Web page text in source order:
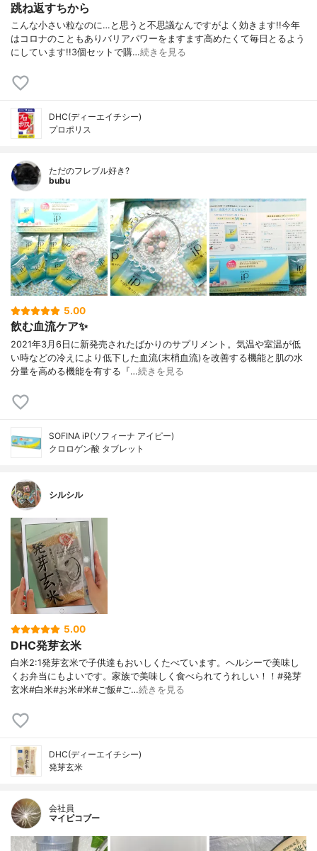
跳ね返すちから
こんな小さい粒なのに…と思うと不思議なんですがよく効きます!!今年
はコロナのこともありバリアパワーをますます高めたくて毎日とるよう
にしています!!3個セットで購…続きを見る
DHC(ディーエイチシー)
プロポリス
ただのフレブル好き?
bubu
5.00
飲む血流ケア✨
2021年3月6日に新発売されたばかりのサプリメント。気温や室温が低
い時などの冷えにより低下した血流(末梢血流)を改善する機能と肌の水
分量を高める機能を有する『…続きを見る
SOFINA iP(ソフィーナ アイピー)
クロロゲン酸 タブレット
シルシル
5.00
DHC発芽玄米
白米2:1発芽玄米で子供達もおいしくたべています。ヘルシーで美味し
くお弁当にもよいです。家族で美味しく食べられてうれしい！！#発芽
玄米#白米#お米#米#ご飯#ご…続きを見る
DHC(ディーエイチシー)
発芽玄米
会社員
マイピコブー